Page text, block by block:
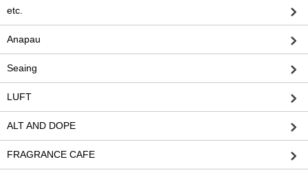
etc.
Anapau
Seaing
LUFT
ALT AND DOPE
FRAGRANCE CAFE